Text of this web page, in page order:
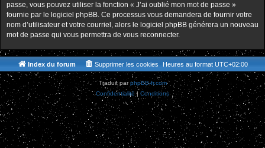
passe, vous pouvez utiliser la fonction « J’ai oublié mon mot de passe »
fournie par le logiciel phpBB. Ce processus vous demandera de fournir votre
nom d’utilisateur et votre courriel, alors le logiciel phpBB générera un nouveau
mot de passe qui vous permettra de vous reconnecter.
Index du forum Heures au format UTC+02:00
Supprimer les cookies
Traduit parphpBB-fr.com
Confidentialité | Conditions